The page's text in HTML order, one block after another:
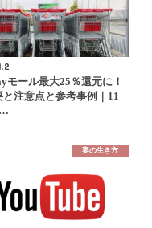
モール最大25％還元に！
と注意点と参考事例｜11
…
妻の生き方